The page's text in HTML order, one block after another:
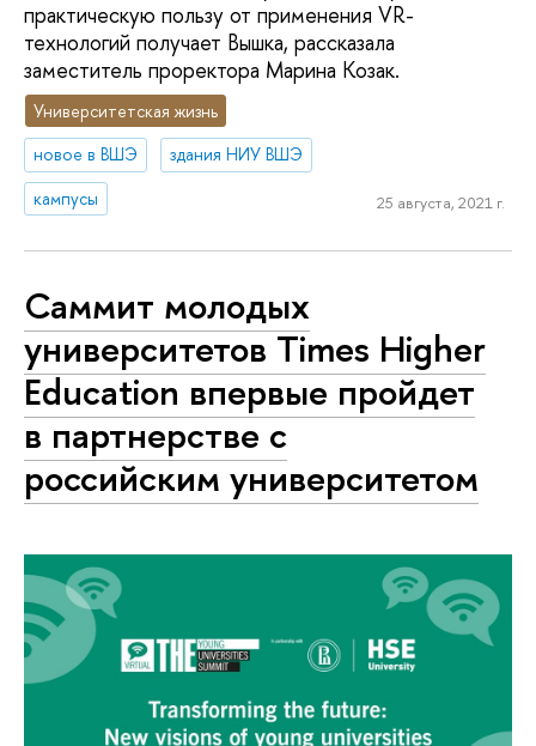
практическую пользу от применения VR-
технологий получает Вышка, рассказала
заместитель проректора Марина Козак.
Университетская жизнь
новое в ВШЭ
здания НИУ ВШЭ
кампусы
25 августа, 2021 г.
Саммит молодых
университетов Times Higher
Education впервые пройдет
в партнерстве с
российским университетом